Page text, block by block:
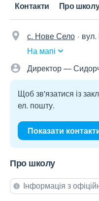
Контакти Про
с. Нове Село
На мапі
Директор —
Щоб зв'язатися із
ел. пошту.
Показати
Про школу
Інформація з